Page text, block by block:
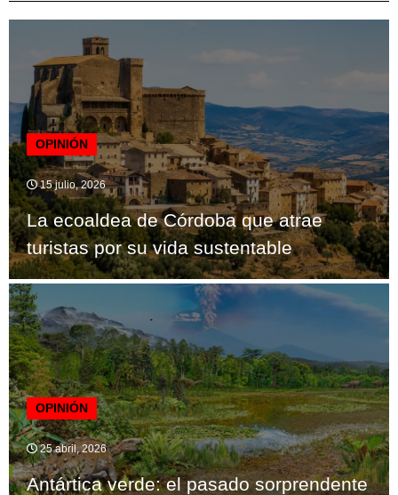
OPINIÓN
15 julio, 2026
La ecoaldea de Córdoba que atrae
turistas por su vida sustentable
OPINIÓN
25 abril, 2026
Antártica verde: el pasado sorprendente